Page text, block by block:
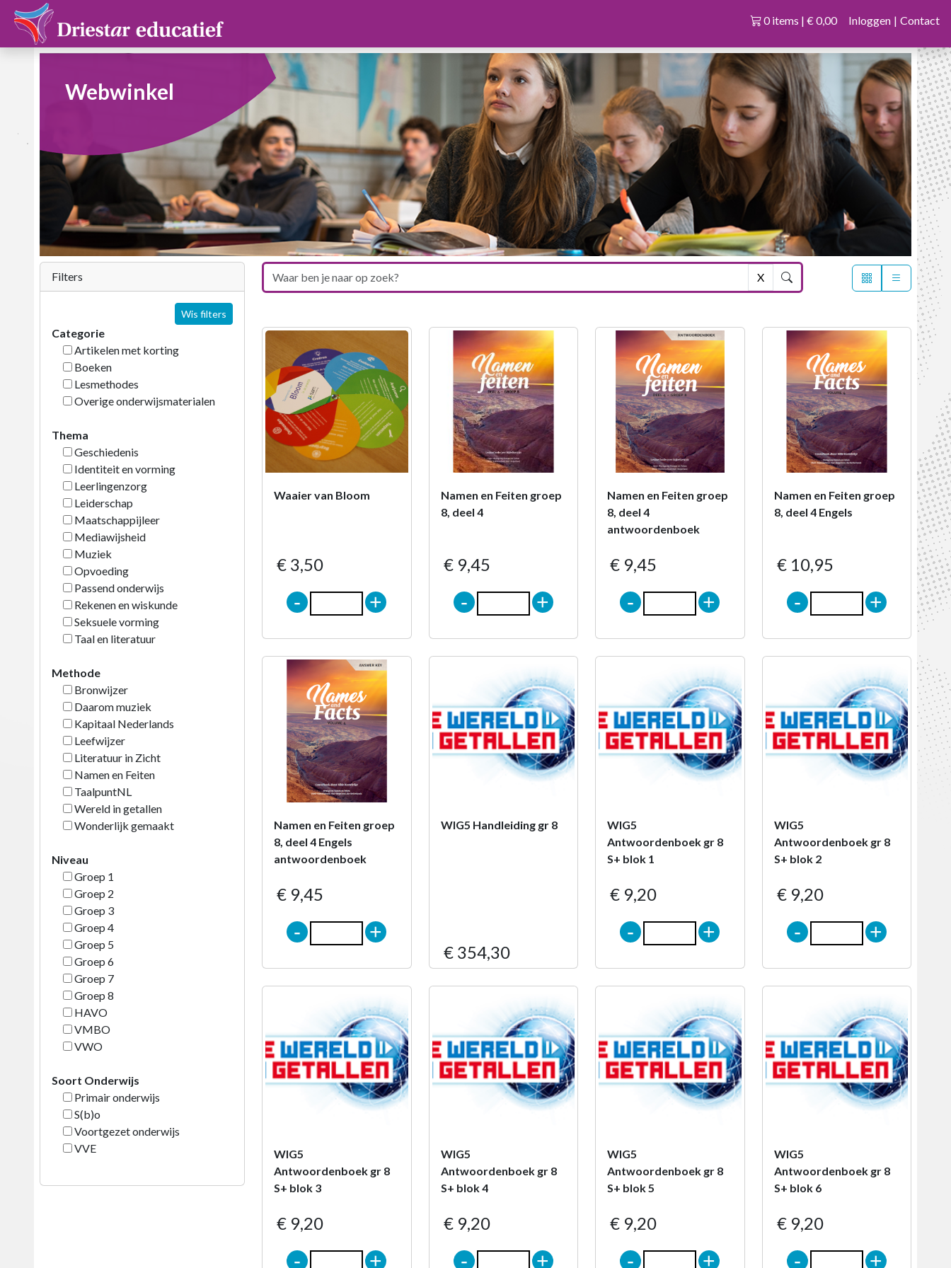
0 items | € 0,00 Inloggen | Contact
Webwinkel
Filters
Wis filters
Categorie
Artikelen met korting
Boeken
Lesmethodes
Overige onderwijsmaterialen
Thema
Geschiedenis
Identiteit en vorming
Leerlingenzorg
Leiderschap
Maatschappijleer
Mediawijsheid
Muziek
Opvoeding
Passend onderwijs
Rekenen en wiskunde
Seksuele vorming
Taal en literatuur
Methode
Bronwijzer
Daarom muziek
Kapitaal Nederlands
Leefwijzer
Literatuur in Zicht
Namen en Feiten
TaalpuntNL
Wereld in getallen
Wonderlijk gemaakt
Niveau
Groep 1
Groep 2
Groep 3
Groep 4
Groep 5
Groep 6
Groep 7
Groep 8
HAVO
VMBO
VWO
Soort Onderwijs
Primair onderwijs
S(b)o
Voortgezet onderwijs
VVE
X
Waaier van Bloom
€ 3,50
- +
Namen en Feiten groep
8, deel 4
€ 9,45
- +
Namen en Feiten groep
8, deel 4
antwoordenboek
€ 9,45
- +
Namen en Feiten groep
8, deel 4 Engels
€ 10,95
- +
Namen en Feiten groep
8, deel 4 Engels
antwoordenboek
€ 9,45
- +
WIG5 Handleiding gr 8
€ 354,30
WIG5
Antwoordenboek gr 8
S+ blok 1
€ 9,20
- +
WIG5
Antwoordenboek gr 8
S+ blok 2
€ 9,20
- +
WIG5
Antwoordenboek gr 8
S+ blok 3
€ 9,20
- +
WIG5
Antwoordenboek gr 8
S+ blok 4
€ 9,20
- +
WIG5
Antwoordenboek gr 8
S+ blok 5
€ 9,20
- +
WIG5
Antwoordenboek gr 8
S+ blok 6
€ 9,20
- +